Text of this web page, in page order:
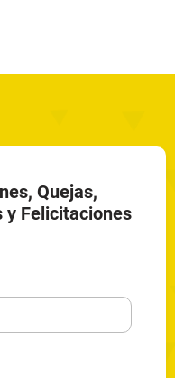
Quejas,
y Felicitaciones